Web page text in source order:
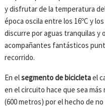
y disfrutar de la temperatura
época oscila entre los 16ºC y
discurre por aguas tranquilas y
acompañantes fantásticos
recorrido.
En elsegmento de bicicletael
en el circuito hace que sea
(600 metros) por el hecho de